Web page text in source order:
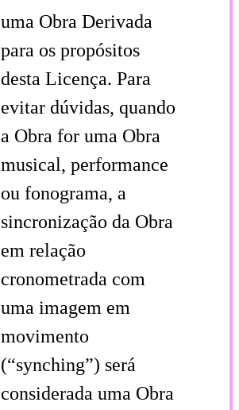
uma Obra Derivada
para os propósitos
desta Licença. Para
evitar dúvidas, quando
a Obra for uma Obra
musical, performance
ou fonograma, a
sincronização da Obra
em relação
cronometrada com
uma imagem em
movimento
(“synching”) será
considerada uma Obra